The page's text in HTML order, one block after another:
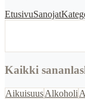
EtusivuSanojat
Kaikki
AikuisuusAlkoholi